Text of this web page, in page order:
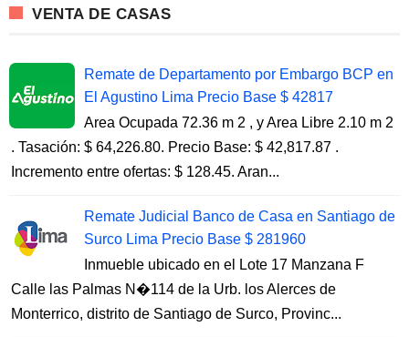
VENTA DE CASAS
Remate de Departamento por Embargo BCP en
El Agustino Lima Precio Base $ 42817
Area Ocupada 72.36 m 2 , y Area Libre 2.10 m 2
. Tasación: $ 64,226.80. Precio Base: $ 42,817.87 .
Incremento entre ofertas: $ 128.45. Aran...
Remate Judicial Banco de Casa en Santiago de
Surco Lima Precio Base $ 281960
Inmueble ubicado en el Lote 17 Manzana F
Calle las Palmas N�114 de la Urb. los Alerces de
Monterrico, distrito de Santiago de Surco, Provinc...